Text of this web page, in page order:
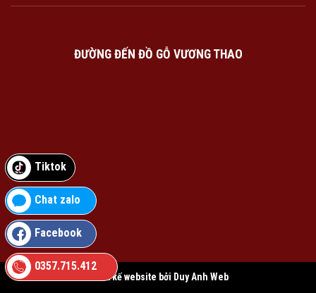
ĐƯỜNG ĐẾN ĐỒ GỖ VƯƠNG THAO
Thiết kế website bởi Duy Anh Web
Tiktok
Chat zalo
Facebook
0357.715.412